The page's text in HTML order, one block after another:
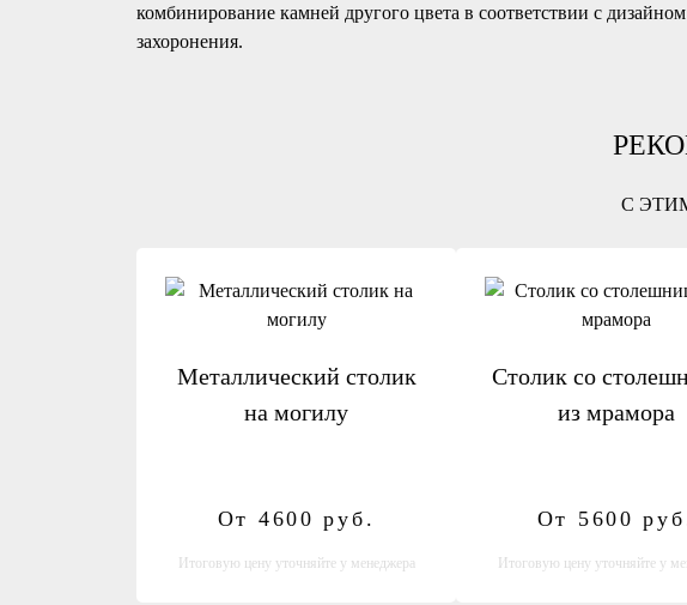
комбинирование камней другого цвета в соответствии с дизайном
захоронения.
С
Металлический столик
на могилу
От 4600 руб.
Итоговую цену уточняйте у менеджера
Столик со
из мрамора
От 5600
Итоговую цену уточняйте у